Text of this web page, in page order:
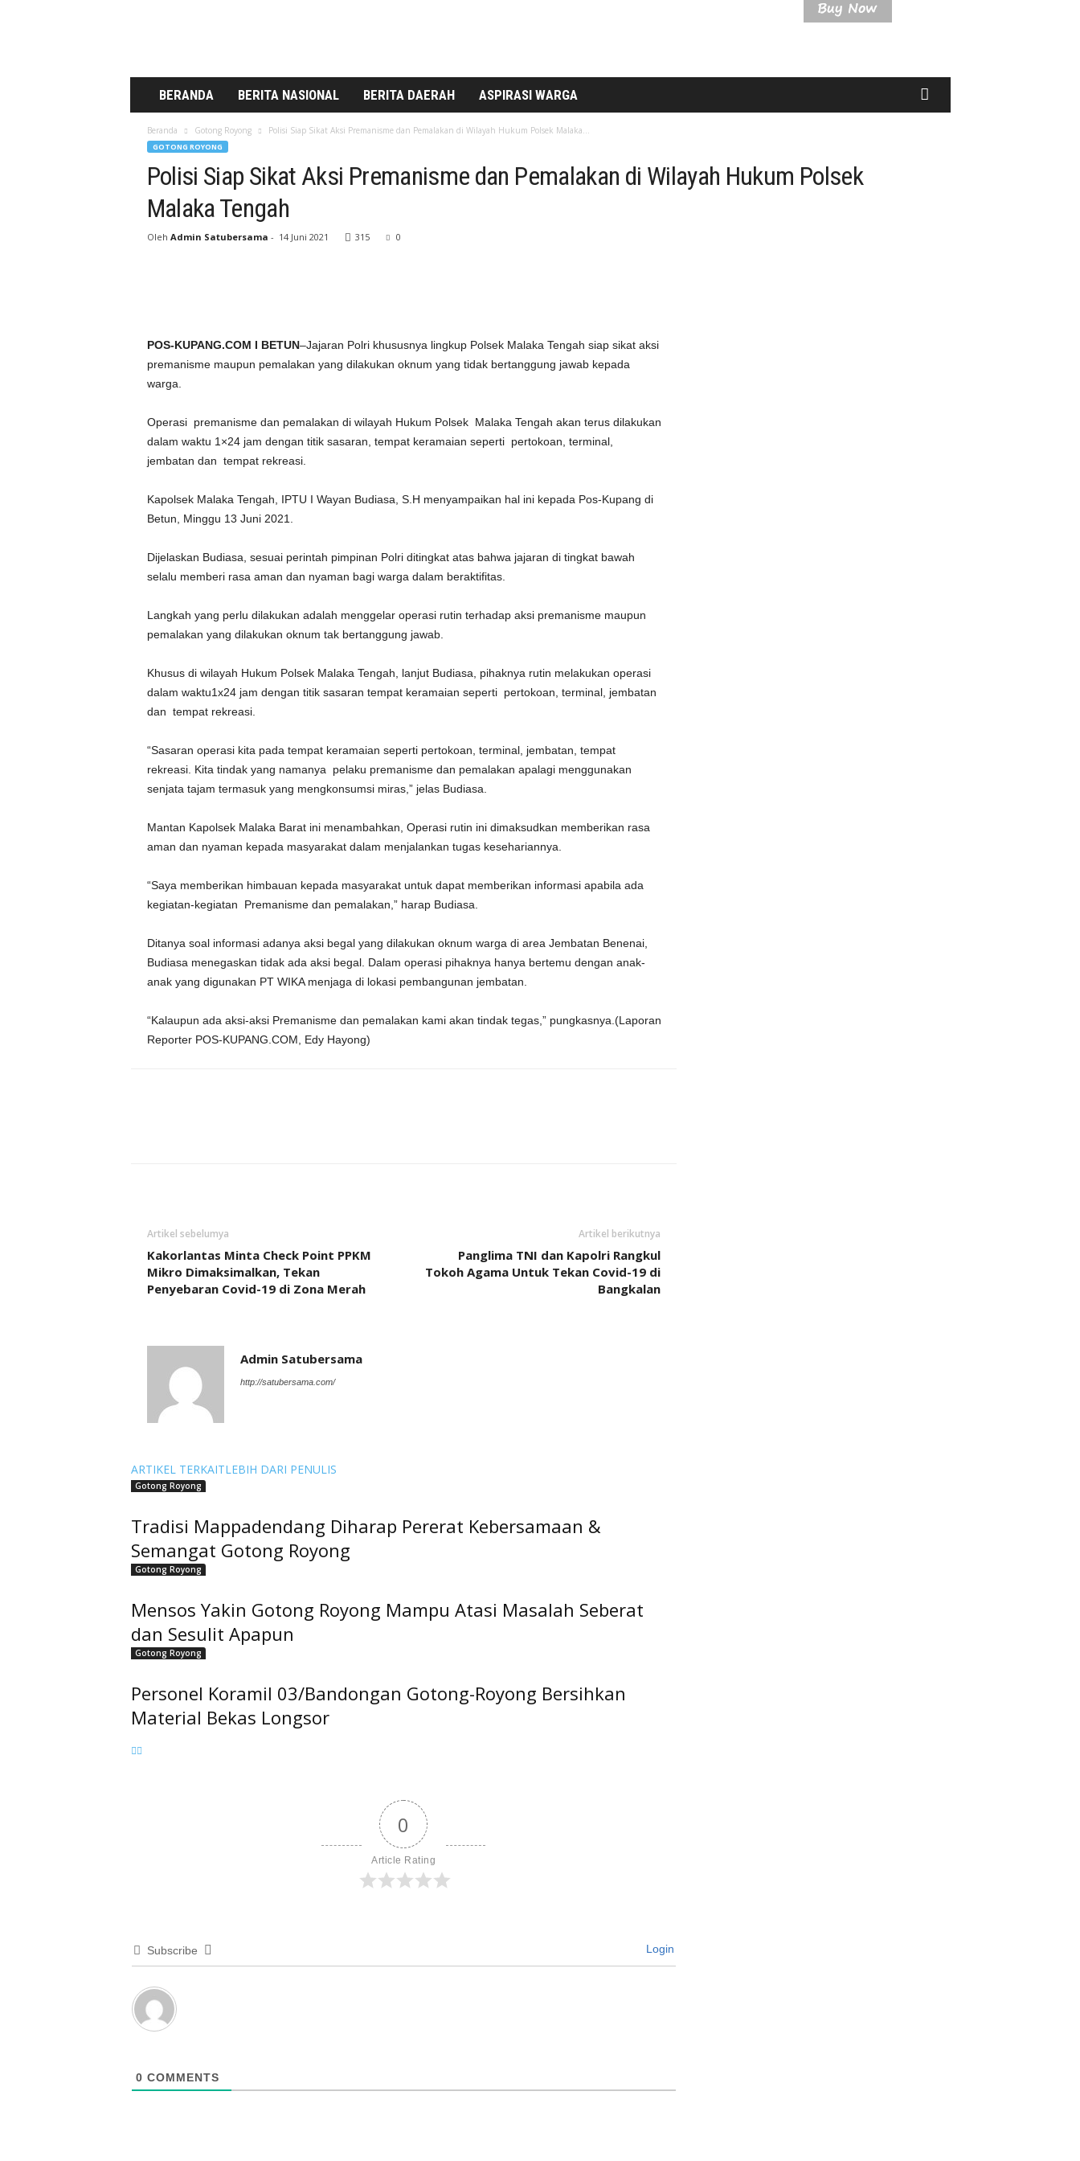
BERANDA BERITA NASIONAL BERITA DAERAH ASPIRASI WARGA
Beranda Gotong Royong Polisi Siap Sikat Aksi Premanisme dan Pemalakan di Wilayah Hukum Polsek Malaka...
GOTONG ROYONG
Polisi Siap Sikat Aksi Premanisme dan Pemalakan di Wilayah Hukum Polsek
Malaka Tengah
Oleh Admin Satubersama - 14 Juni 2021 315 0
POS-KUPANG.COM I BETUN–Jajaran Polri khususnya lingkup Polsek Malaka Tengah siap sikat aksi
premanisme maupun pemalakan yang dilakukan oknum yang tidak bertanggung jawab kepada
warga.
Operasi premanisme dan pemalakan di wilayah Hukum Polsek Malaka Tengah akan terus dilakukan
dalam waktu 1×24 jam dengan titik sasaran, tempat keramaian seperti pertokoan, terminal,
jembatan dan tempat rekreasi.
Kapolsek Malaka Tengah, IPTU I Wayan Budiasa, S.H menyampaikan hal ini kepada Pos-Kupang di
Betun, Minggu 13 Juni 2021.
Dijelaskan Budiasa, sesuai perintah pimpinan Polri ditingkat atas bahwa jajaran di tingkat bawah
selalu memberi rasa aman dan nyaman bagi warga dalam beraktifitas.
Langkah yang perlu dilakukan adalah menggelar operasi rutin terhadap aksi premanisme maupun
pemalakan yang dilakukan oknum tak bertanggung jawab.
Khusus di wilayah Hukum Polsek Malaka Tengah, lanjut Budiasa, pihaknya rutin melakukan operasi
dalam waktu1x24 jam dengan titik sasaran tempat keramaian seperti pertokoan, terminal, jembatan
dan tempat rekreasi.
“Sasaran operasi kita pada tempat keramaian seperti pertokoan, terminal, jembatan, tempat
rekreasi. Kita tindak yang namanya pelaku premanisme dan pemalakan apalagi menggunakan
senjata tajam termasuk yang mengkonsumsi miras,” jelas Budiasa.
Mantan Kapolsek Malaka Barat ini menambahkan, Operasi rutin ini dimaksudkan memberikan rasa
aman dan nyaman kepada masyarakat dalam menjalankan tugas kesehariannya.
“Saya memberikan himbauan kepada masyarakat untuk dapat memberikan informasi apabila ada
kegiatan-kegiatan Premanisme dan pemalakan,” harap Budiasa.
Ditanya soal informasi adanya aksi begal yang dilakukan oknum warga di area Jembatan Benenai,
Budiasa menegaskan tidak ada aksi begal. Dalam operasi pihaknya hanya bertemu dengan anak-
anak yang digunakan PT WIKA menjaga di lokasi pembangunan jembatan.
“Kalaupun ada aksi-aksi Premanisme dan pemalakan kami akan tindak tegas,” pungkasnya.(Laporan
Reporter POS-KUPANG.COM, Edy Hayong)
Artikel sebelumya
Kakorlantas Minta Check Point PPKM
Mikro Dimaksimalkan, Tekan
Penyebaran Covid-19 di Zona Merah
Artikel berikutnya
Panglima TNI dan Kapolri Rangkul
Tokoh Agama Untuk Tekan Covid-19 di
Bangkalan
Admin Satubersama
http://satubersama.com/
ARTIKEL TERKAITLEBIH DARI PENULIS
Gotong Royong
Tradisi Mappadendang Diharap Pererat Kebersamaan &
Semangat Gotong Royong
Gotong Royong
Mensos Yakin Gotong Royong Mampu Atasi Masalah Seberat
dan Sesulit Apapun
Gotong Royong
Personel Koramil 03/Bandongan Gotong-Royong Bersihkan
Material Bekas Longsor
0
Article Rating
Subscribe Login
0 COMMENTS